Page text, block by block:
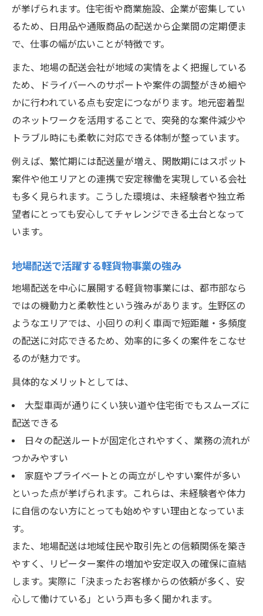
が挙げられます。住宅街や商業施設、企業が密集してい
るため、日用品や通販商品の配送から企業間の定期便ま
で、仕事の幅が広いことが特徴です。
また、地場の配送会社が地域の実情をよく把握している
ため、ドライバーへのサポートや案件の調整がきめ細や
かに行われている点も安定につながります。地元密着型
のネットワークを活用することで、突発的な案件減少や
トラブル時にも柔軟に対応できる体制が整っています。
例えば、繁忙期には配送量が増え、閑散期にはスポット
案件や他エリアとの連携で安定稼働を実現している会社
も多く見られます。こうした環境は、未経験者や独立希
望者にとっても安心してチャレンジできる土台となって
います。
地場配送で活躍する軽貨物事業の強み
地場配送を中心に展開する軽貨物事業には、都市部なら
ではの機動力と柔軟性という強みがあります。生野区の
ようなエリアでは、小回りの利く車両で短距離・多頻度
の配送に対応できるため、効率的に多くの案件をこなせ
るのが魅力です。
具体的なメリットとしては、
大型車両が通りにくい狭い道や住宅街でもスムーズに
配送できる
日々の配送ルートが固定化されやすく、業務の流れが
つかみやすい
家庭やプライベートとの両立がしやすい案件が多い
といった点が挙げられます。これらは、未経験者や体力
に自信のない方にとっても始めやすい理由となっていま
す。
また、地場配送は地域住民や取引先との信頼関係を築き
やすく、リピーター案件の増加や安定収入の確保に直結
します。実際に「決まったお客様からの依頼が多く、安
心して働けている」という声も多く聞かれます。